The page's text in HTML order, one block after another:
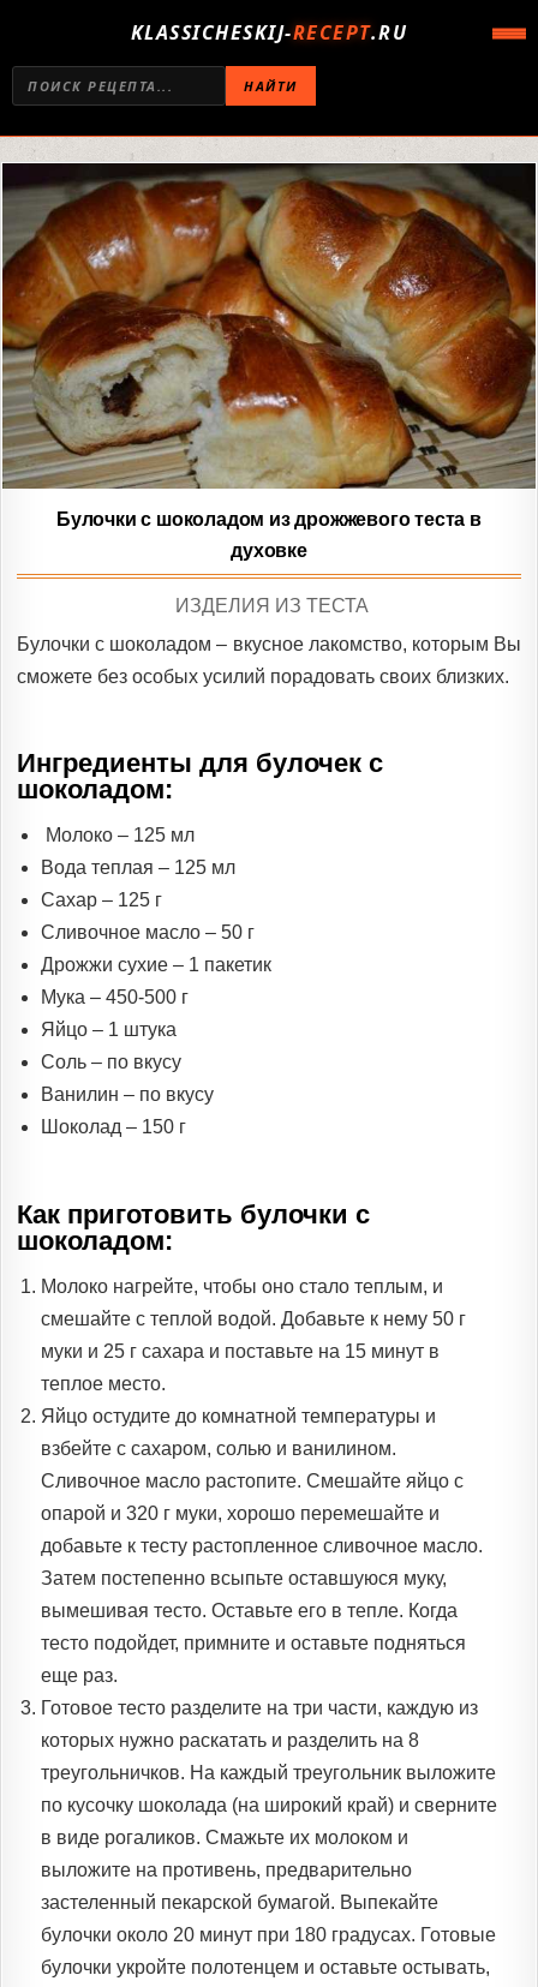
KLASSICHESKIJ-RECEPT.RU
НАЙТИ
Булочки с шоколадом из дрожжевого теста в
духовке
POSTED
ИЗДЕЛИЯ ИЗ ТЕСТА
Булочки с шоколадом – вкусное лакомство, которым Вы
сможете без особых усилий порадовать своих близких.
Ингредиенты для булочек с
шоколадом:
Молоко – 125 мл
Вода теплая – 125 мл
Сахар – 125 г
Сливочное масло – 50 г
Дрожжи сухие – 1 пакетик
Мука – 450-500 г
Яйцо – 1 штука
Соль – по вкусу
Ванилин – по вкусу
Шоколад – 150 г
Как приготовить булочки с
шоколадом:
Молоко нагрейте, чтобы оно стало теплым, и
смешайте с теплой водой. Добавьте к нему 50 г
муки и 25 г сахара и поставьте на 15 минут в
теплое место.
Яйцо остудите до комнатной температуры и
взбейте с сахаром, солью и ванилином.
Сливочное масло растопите. Смешайте яйцо с
опарой и 320 г муки, хорошо перемешайте и
добавьте к тесту растопленное сливочное масло.
Затем постепенно всыпьте оставшуюся муку,
вымешивая тесто. Оставьте его в тепле. Когда
тесто подойдет, примните и оставьте подняться
еще раз.
Готовое тесто разделите на три части, каждую из
которых нужно раскатать и разделить на 8
треугольничков. На каждый треугольник выложите
по кусочку шоколада (на широкий край) и сверните
в виде рогаликов. Смажьте их молоком и
выложите на противень, предварительно
застеленный пекарской бумагой. Выпекайте
булочки около 20 минут при 180 градусах. Готовые
булочки укройте полотенцем и оставьте остывать,